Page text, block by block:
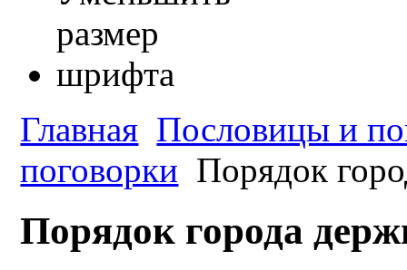
Главная Пословицы и
поговорки Порядок
Порядок города